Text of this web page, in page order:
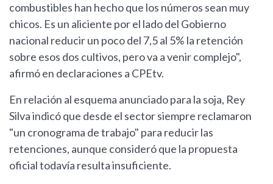
combustibles han hecho que los números sean muy
chicos. Es un aliciente por el lado del Gobierno
nacional reducir un poco del 7,5 al 5% la retención
sobre esos dos cultivos, pero va a venir complejo",
afirmó en declaraciones a CPEtv.
En relación al esquema anunciado para la soja, Rey
Silva indicó que desde el sector siempre reclamaron
"un cronograma de trabajo" para reducir las
retenciones, aunque consideró que la propuesta
oficial todavía resulta insuficiente.